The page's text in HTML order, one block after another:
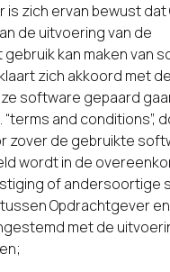
is zich ervan bewust dat
de uitvoering van de
kan maken van
zich akkoord met
software gepaard
“terms and conditions”,
zover de gebruikte
wordt in de
of andersoortige
Opdrachtgever
met de